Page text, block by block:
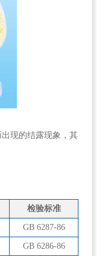
现的结露现象，其
检验标准
GB 6287-86
GB 6286-86